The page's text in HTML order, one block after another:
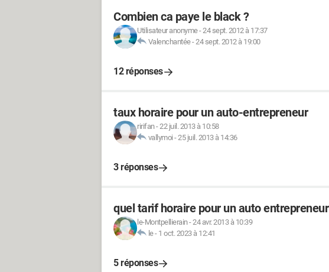
Combien ca paye le black ?
Utilisateur anonyme-24 sept. 2012 à 17:37
Valenchantée-24 sept. 2012 à 19:00
12 réponses
taux horaire pour un auto-entrepreneur
ririfan-22 juil. 2013 à 10:58
vallymoi -25 juil. 2013 à 14:36
3 réponses
quel tarif horaire pour un auto entrepreneur
le-Montpellierain-24 avr. 2013 à 10:39
le- 1 oct. 2023 à 12:41
5 réponses